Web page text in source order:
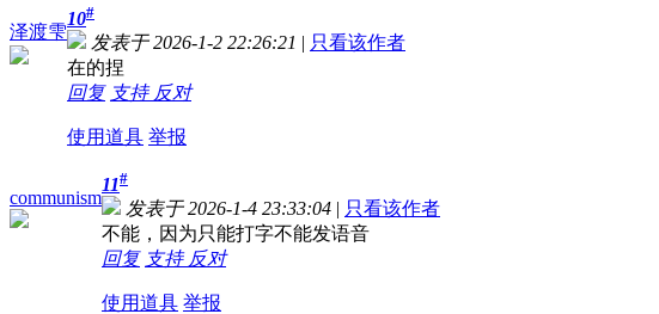
泽渡雫
10#
发表于 2026-1-2 22:26:21 | 只看该作者
在的捏
回复 支持 反对
使用道具 举报
communism
11#
发表于 2026-1-4 23:33:04 | 只看该作者
不能，因为只能打字不能发语音
回复 支持 反对
使用道具 举报